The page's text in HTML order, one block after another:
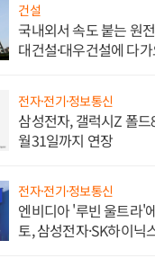
건설
국내외서 속도 붙는 원
대건설·대우건설에 다
전자·전기·정보통신
삼성전자, 갤럭시Z 폴
월31일까지 연장
전자·전기·정보통신
엔비디아 '루빈 울트라'
토, 삼성전자·SK하이닉